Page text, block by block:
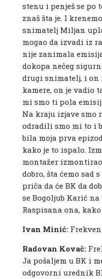
stenu i penješ se po
znaš šta je. I
snimatelj Miljan
mogao da izvadi iz
nije zanimala
dokopa nečeg
drugi snimatelj, i on
kamere, on je vadio
mi smo ti pola
Na kraju izjave smo
odradili smo mi to i
bila moja prva
kako je to ispalo.
montažer
dobro, šta ćemo sad
priča da će BK da
se Bogoljub Karić
Raspisana ona,
Ivan Minić:
Radovan Kovač:
Ja pošaljem u BK i
odgovorni urednik